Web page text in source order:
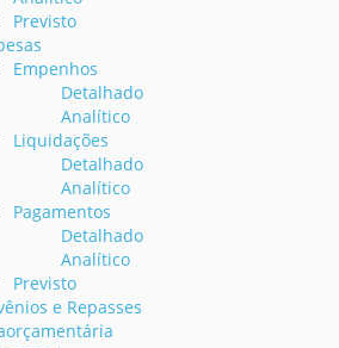
Previsto
Empenhos
Detalhado
Analítico
Liquidações
Detalhado
Analítico
Pagamentos
Detalhado
Analítico
Previsto
e Repasses